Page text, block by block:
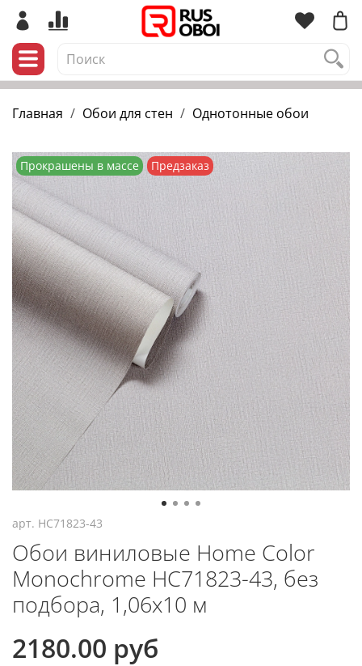
Главная Обои для стен Однотонные обои
Прокрашены в массе Предзаказ
арт. HC71823-43
Обои виниловые Home Color
Monochrome HC71823-43, без
подбора, 1,06х10 м
2180.00 руб